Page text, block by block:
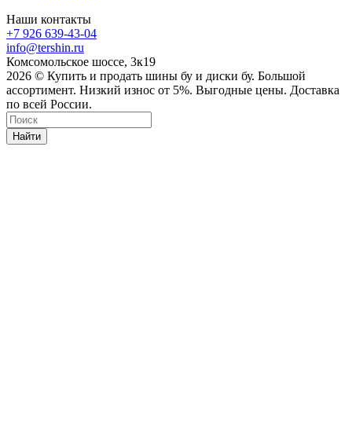
Наши контакты
+7 926 639-43-04
info@tershin.ru
Комсомольское шоссе, 3к19
2026 © Купить и продать шины бу и диски бу. Большой
ассортимент. Низкий износ от 5%. Выгодные цены. Доставка
по всей России.
Найти